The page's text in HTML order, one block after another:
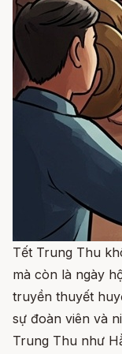
Tết Trung Thu
mà còn là ngày
truyền thuyết
sự đoàn viên và
Trung Thu như